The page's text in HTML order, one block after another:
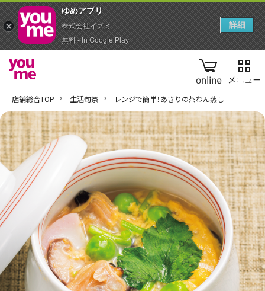
online
店舗総合TOP 生活旬祭 レンジで簡単！あさりの茶わん蒸し
ゆめアプ‪リ‬
株式会社イズミ
無料 - In Google Play
詳細